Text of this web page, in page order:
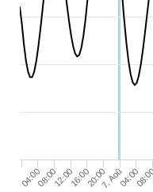
04:0008:0012:0016:0020:007. Aoû04:00